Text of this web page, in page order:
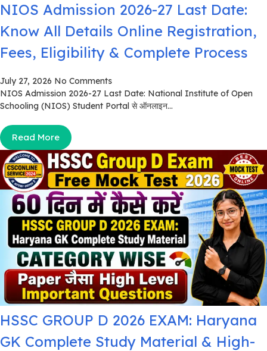
NIOS Admission 2026-27 Last Date:
Know All Details Online Registration,
Fees, Eligibility & Complete Process
July 27, 2026 No Comments
NIOS Admission 2026-27 Last Date: National Institute of Open
Schooling (NIOS) Student Portal से ऑनलाइन...
Read More
HSSC GROUP D 2026 EXAM: Haryana
GK Complete Study Material & High-